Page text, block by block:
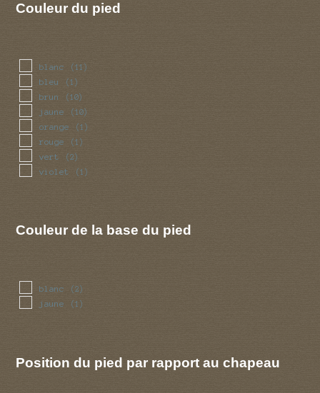
Couleur du pied
blanc (11)
bleu (1)
brun (10)
jaune (10)
orange (1)
rouge (1)
vert (2)
violet (1)
Couleur de la base du pied
blanc (2)
jaune (1)
Position du pied par rapport au chapeau